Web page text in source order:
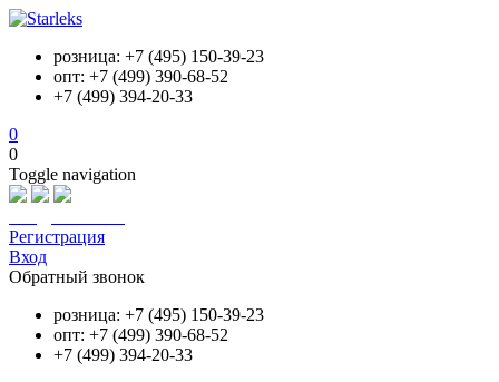
розница: +7 (495) 150-39-23
опт: +7 (499) 390-68-52
+7 (499) 394-20-33
0
0
Toggle navigation
Регистрация
Вход
Обратный звонок
розница: +7 (495) 150-39-23
опт: +7 (499) 390-68-52
+7 (499) 394-20-33